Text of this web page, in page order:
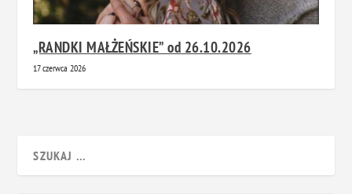
„RANDKI MAŁŻEŃSKIE” od 26.10.2026
17 czerwca 2026